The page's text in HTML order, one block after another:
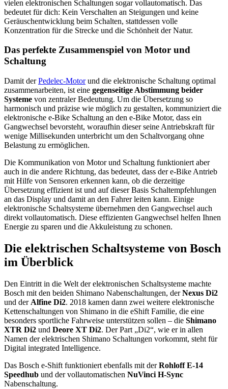
vielen elektronischen Schaltungen sogar vollautomatisch. Das
bedeutet für dich: Kein Verschalten an Steigungen und keine
Geräuschentwicklung beim Schalten, stattdessen volle
Konzentration für die Strecke und die Schönheit der Natur.
Das perfekte Zusammenspiel von Motor und
Schaltung
Damit derPedelec-Motorund die elektronische Schaltung optimal
zusammenarbeiten, ist eine gegenseitige Abstimmung beider
Systeme von zentraler Bedeutung. Um die Übersetzung so
harmonisch und präzise wie möglich zu gestalten, kommuniziert die
elektronische e-Bike Schaltung an den e-Bike Motor, dass ein
Gangwechsel bevorsteht, woraufhin dieser seine Antriebskraft für
wenige Millisekunden unterbricht um den Schaltvorgang ohne
Belastung zu ermöglichen.
Die Kommunikation von Motor und Schaltung funktioniert aber
auch in die andere Richtung, das bedeutet, dass der e-Bike Antrieb
mit Hilfe von Sensoren erkennen kann, ob die derzeitige
Übersetzung effizient ist und auf dieser Basis Schaltempfehlungen
an das Display und damit an den Fahrer leiten kann. Einige
elektronische Schaltsysteme übernehmen den Gangwechsel auch
direkt vollautomatisch. Diese effizienten Gangwechsel helfen Ihnen
Energie zu sparen und die Akkuleistung zu schonen.
Die elektrischen Schaltsysteme von Bosch
im Überblick
Den Eintritt in die Welt der elektronischen Schaltsysteme machte
Bosch mit den beiden Shimano Nabenschaltungen, derNexus Di2
und der Alfine Di2. 2018 kamen dann zwei weitere elektronische
Kettenschaltungen von Shimano in die eShift Familie, die eine
besonders sportliche Fahrweise unterstützen sollen – die Shimano
XTR Di2 und Deore XT Di2. Der Part „Di2“, wie er in allen
Namen der elektrischen Shimano Schaltungen vorkommt, steht für
Digital integrated Intelligence.
Das Bosch e-Shift funktioniert ebenfalls mit derRohloff E-14
Speedhub und der vollautomatischen NuVinci H-Sync
Nabenschaltung.